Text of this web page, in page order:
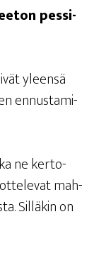
pes­si­
yleen­sä
ennus­ta­mi­
ne ker­to­
mah­
Sil­lä­kin on